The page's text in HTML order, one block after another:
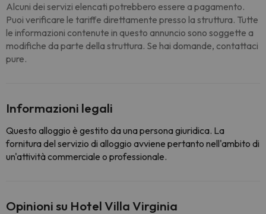
Alcuni dei servizi elencati potrebbero essere a pagamento.
Puoi verificare le tariffe direttamente presso la struttura. Tutte
le informazioni contenute in questo annuncio sono soggette a
modifiche da parte della struttura. Se hai domande, contattaci
pure.
Informazioni legali
Questo alloggio è gestito da una persona giuridica. La
fornitura del servizio di alloggio avviene pertanto nell'ambito di
un'attività commerciale o professionale.
Opinioni su Hotel Villa Virginia